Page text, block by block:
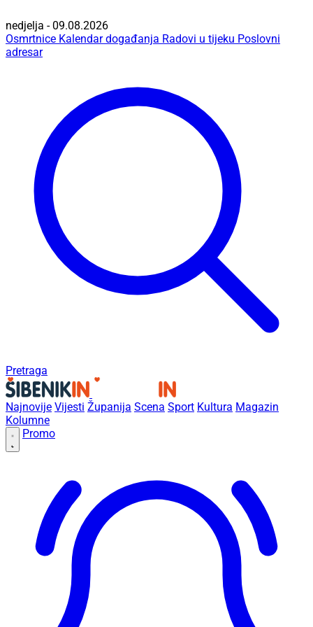
nedjelja - 09.08.2026
Osmrtnice Kalendar događanja Radovi u tijeku Poslovni
adresar
Pretraga
Najnovije Vijesti Županija Scena Sport Kultura Magazin
Kolumne
Promo